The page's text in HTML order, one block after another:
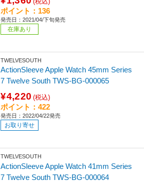
ポイント：136
発売日：2021/04/下旬発売
在庫あり
TWELVESOUTH
ActionSleeve Apple Watch 45mm Series
7 Twelve South TWS-BG-000065
¥4,220 (税込)
ポイント：422
発売日：2022/04/22発売
お取り寄せ
TWELVESOUTH
ActionSleeve Apple Watch 41mm Series
7 Twelve South TWS-BG-000064